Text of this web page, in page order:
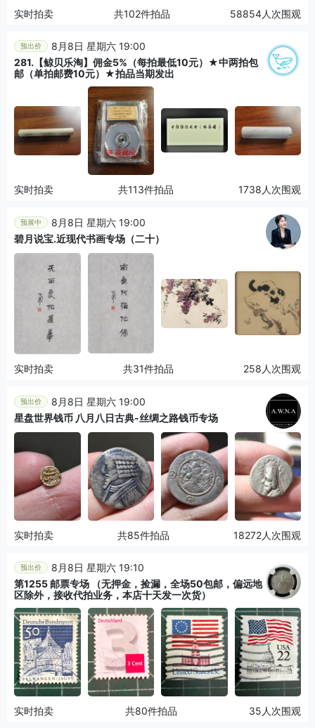
实时拍卖 共102件拍品 58854人次围观
预出价
8月8日 星期六 19:00
281.【鲸贝乐淘】佣金5%（每拍最低10元）★中两拍包
邮（单拍邮费10元）★拍品当期发出
实时拍卖 共113件拍品 1738人次围观
预展中
8月8日 星期六 19:00
碧月说宝.近现代书画专场（二十）
实时拍卖 共31件拍品 258人次围观
预出价
8月8日 星期六 19:00
星盘世界钱币 八月八日古典-丝绸之路钱币专场
实时拍卖 共85件拍品 18272人次围观
预出价
8月8日 星期六 19:10
第1255 邮票专场 （无押金，捡漏，全场50包邮，偏远地
区除外，接收代拍业务，本店十天发一次货）
实时拍卖 共80件拍品 35人次围观